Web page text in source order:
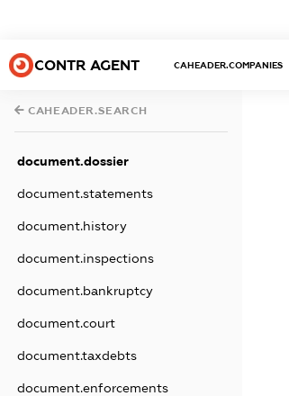
CONTR AGENT CAHEADER.COMPANIES
CAHEADER.SEARCH
document.dossier
document.statements
document.history
document.inspections
document.bankruptcy
document.court
document.taxdebts
document.enforcements